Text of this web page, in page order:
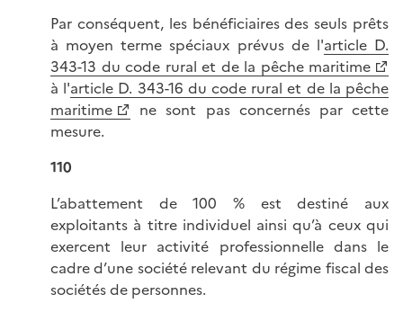
Par conséquent, les bénéficiaires des seuls prêts
à moyen terme spéciaux prévus de l'article D.
343-13 du code rural et de la pêche maritime
à l'article D. 343-16 du code rural et de la pêche
maritime
ne sont pas concernés par cette
mesure.
110
L’abattement de 100 % est destiné aux
exploitants à titre individuel ainsi qu’à ceux qui
exercent leur activité professionnelle dans le
cadre d’une société relevant du régime fiscal des
sociétés de personnes.